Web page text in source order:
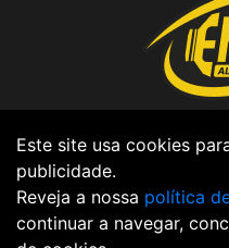
Privacy Policy |
Ethics |
Legal
Este site usa cookies
publicidade.
Reveja a nossa política
continuar a navegar,